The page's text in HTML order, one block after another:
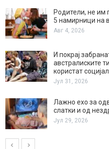
Родители, не им
5 намирници на
Авг 4, 2026
И покрај
австралиските
користат
Јул 31, 2026
Лажно ехо за
слатки и од
Јул 29, 2026